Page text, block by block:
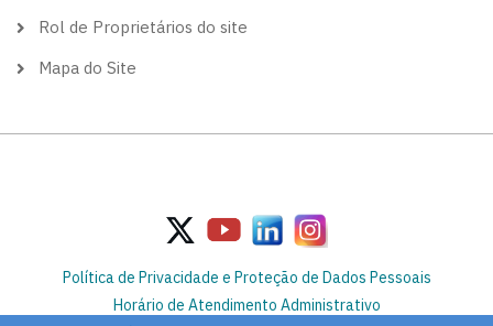
Rol de Proprietários do site
Mapa do Site
Política de Privacidade e Proteção de Dados Pessoais
Horário de Atendimento Administrativo